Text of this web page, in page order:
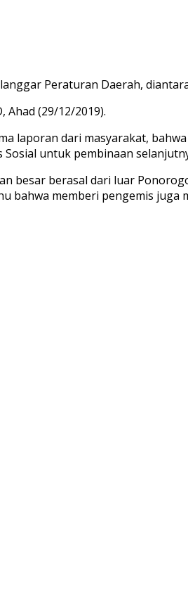
Peraturan Daerah,
Ahad (29/12/2019).
laporan dari masyarakat,
untuk pembinaan
besar berasal dari luar
memberi pengemis juga